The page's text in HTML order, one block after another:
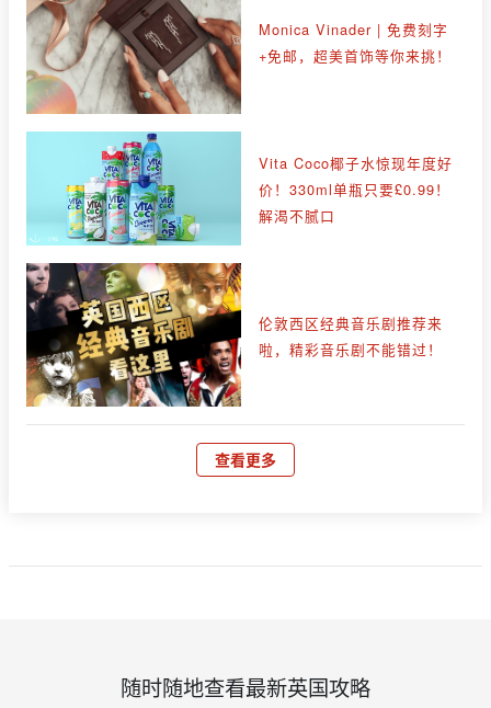
Monica Vinader | 免费刻字
+免邮，超美首饰等你来挑！
Vita Coco椰子水惊现年度好
价！330ml单瓶只要£0.99！
解渴不腻口
伦敦西区经典音乐剧推荐来
啦，精彩音乐剧不能错过！
查看更多
随时随地查看最新英国攻略